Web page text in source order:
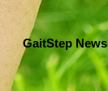
GaitStep News